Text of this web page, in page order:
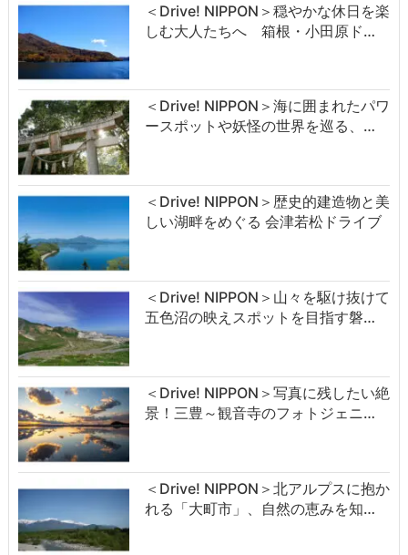
＜Drive! NIPPON＞穏やかな休日を楽
しむ大人たちへ 箱根・小田原ド…
＜Drive! NIPPON＞海に囲まれたパワ
ースポットや妖怪の世界を巡る、…
＜Drive! NIPPON＞歴史的建造物と美
しい湖畔をめぐる 会津若松ドライブ
＜Drive! NIPPON＞山々を駆け抜けて
五色沼の映えスポットを目指す磐…
＜Drive! NIPPON＞写真に残したい絶
景！三豊～観音寺のフォトジェニ…
＜Drive! NIPPON＞北アルプスに抱か
れる「大町市」、自然の恵みを知…